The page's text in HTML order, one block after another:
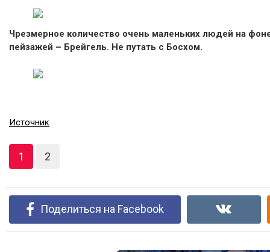
Чрезмерное количество очень маленьких людей на
пейзажей – Брейгель. Не путать с Босхом.
Источник
1 2
Поделиться на Facebook